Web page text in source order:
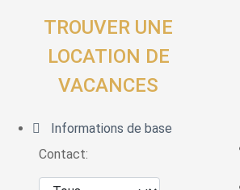
TROUVER UNE
LOCATION DE
VACANCES
Informations de base
Contact: